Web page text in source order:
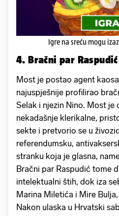
Igre na sreću mogu
4. Bračni par Raspudić
Most je postao agent
najuspješnije profilirao
Selak i njezin Nino. Most je
nekadašnje klerikalne,
sekte i pretvorio se u
referendumsku,
stranku koja je glasna,
Bračni par Raspudić tome
intelektualni štih, dok iza
Marina Miletića i Mire
Nakon ulaska u Hrvatski